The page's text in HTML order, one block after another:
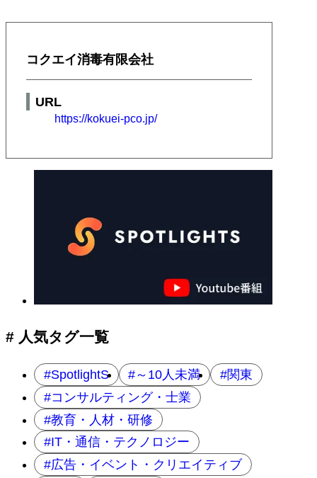
コクエイ消毒有限会社
URL
https://kokuei-pco.jp/
# 人気タグ一覧
SpotlightS ～10人未満
関東
コンサルティング・士業
教育・人材・研修
IT・通信・テクノロジー
広告・イベント・クリエイティブ